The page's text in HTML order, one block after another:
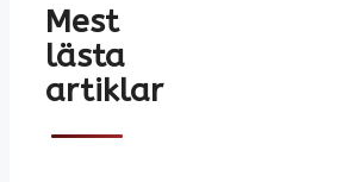
Mest
lästa
artiklar